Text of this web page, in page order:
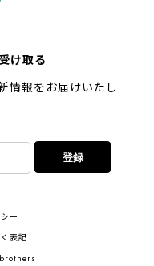
【 柴犬 毛色3色】マグカップ お家用 プレゼント コーギーブラザーズ 犬 うちの子
ございました。 プ
いたいと思います。
け取る
情報をお届けいたし
登録
ー
表記